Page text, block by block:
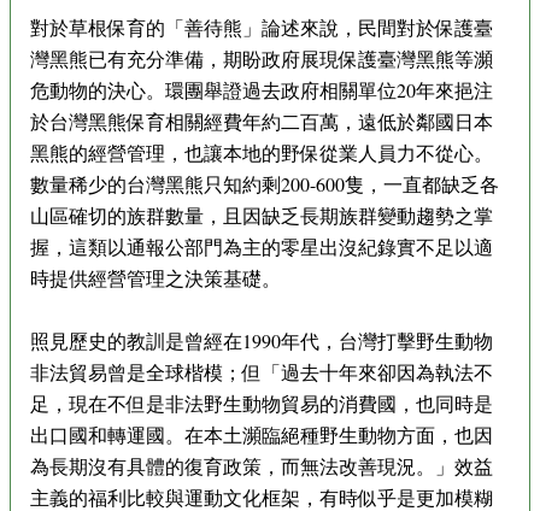
對於草根保育的「善待熊」論述來說，民間對於保護臺
灣黑熊已有充分準備，期盼政府展現保護臺灣黑熊等瀕
危動物的決心。環團舉證過去政府相關單位20年來挹注
於台灣黑熊保育相關經費年約二百萬，遠低於鄰國日本
黑熊的經營管理，也讓本地的野保從業人員力不從心。
數量稀少的台灣黑熊只知約剩200-600隻，一直都缺乏各
山區確切的族群數量，且因缺乏長期族群變動趨勢之掌
握，這類以通報公部門為主的零星出沒紀錄實不足以適
時提供經營管理之決策基礎。
照見歷史的教訓是曾經在1990年代，台灣打擊野生動物
非法貿易曾是全球楷模；但「過去十年來卻因為執法不
足，現在不但是非法野生動物貿易的消費國，也同時是
出口國和轉運國。在本土瀕臨絕種野生動物方面，也因
為長期沒有具體的復育政策，而無法改善現況。」效益
主義的福利比較與運動文化框架，有時似乎是更加模糊